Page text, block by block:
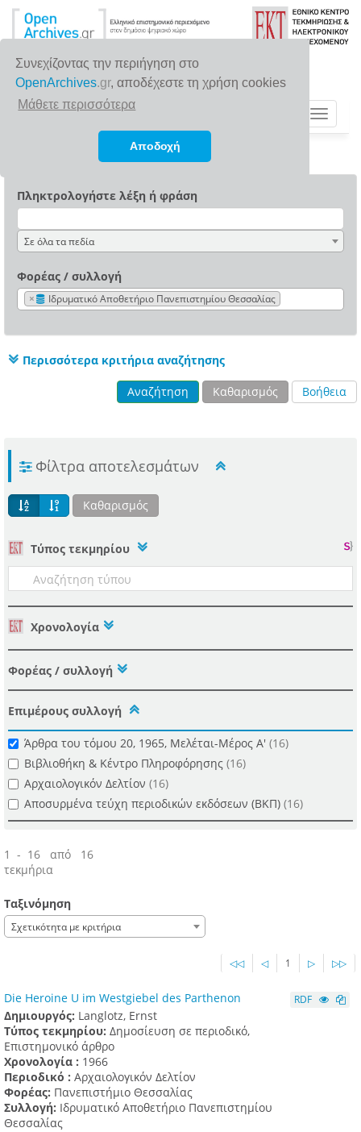
Συνεχίζοντας την περιήγηση στο
OpenArchives.gr, αποδέχεστε τη χρήση cookies
Μάθετε περισσότερα
Αποδοχή
Toggle
Πληκτρολογήστε λέξη ή φράση
Σε όλα τα πεδία
Φορέας / συλλογή
× Ιδρυματικό Αποθετήριο Πανεπιστημίου Θεσσαλίας
Περισσότερα κριτήρια αναζήτησης
Αναζήτηση Καθαρισμός Βοήθεια
Φίλτρα αποτελεσμάτων
Καθαρισμός
Tύπος τεκμηρίου
Χρονολογία
Φορέας / συλλογή
Επιμέρους συλλογή
Άρθρα του τόμου 20, 1965, Μελέται-Μέρος Α' (16)
Βιβλιοθήκη & Κέντρο Πληροφόρησης (16)
Αρχαιολογικόν Δελτίον (16)
Αποσυρμένα τεύχη περιοδικών εκδόσεων (ΒΚΠ) (16)
1 - 16 από 16
τεκμήρια
Ταξινόμηση
Σχετικότητα με κριτήρια
◁◁ ◁ 1 ▷ ▷▷
Die Heroine U im Westgiebel des Parthenon
Δημιουργός: Langlotz, Ernst
Τύπος τεκμηρίου: Δημοσίευση σε περιοδικό,
Επιστημονικό άρθρο
Χρονολογία : 1966
Περιοδικό : Αρχαιολογικόν Δελτίον
Φορέας: Πανεπιστήμιο Θεσσαλίας
Συλλογή: Ιδρυματικό Αποθετήριο Πανεπιστημίου
Θεσσαλίας
RDF